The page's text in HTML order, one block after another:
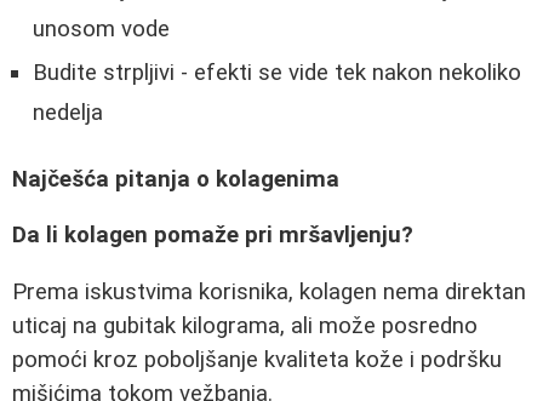
unosom vode
Budite strpljivi - efekti se vide tek nakon nekoliko
nedelja
Najčešća pitanja o kolagenima
Da li kolagen pomaže pri mršavljenju?
Prema iskustvima korisnika, kolagen nema direktan
uticaj na gubitak kilograma, ali može posredno
pomoći kroz poboljšanje kvaliteta kože i podršku
mišićima tokom vežbanja.